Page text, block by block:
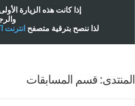
إذا كانت هذه الزيارة
لذا ننصح بترقية متصفح انترنت
المنتدى: قسم المسابقات